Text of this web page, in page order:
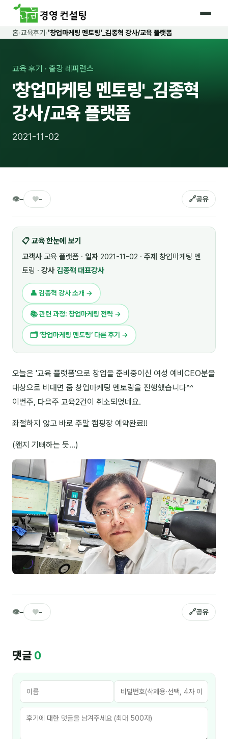
홈
커리큘럼
🛡️ 법정 의무교육 4종
🤖 AI · IT 교육
🧭 경영전략 · 트렌드 8
🎓 강사육성 · 교수법
🏭 산업 특화
💻 IT · 디지털
🎬 영상 · 콘텐츠
📊 프레젠테이션 · 기획
🚀 창업 · 커리어 13
🗣️ 외국어 강의 2
👥 리더십 · 조직
📚 인문학 · 교양
🤲 협력강사 과정
온라인강의
📈 B2B 마케팅 3
🤖 AI 실무 2
🧭 기획·전략
강사
구자룡
김소연
김종무
김지혜
홈›교육후기 ›'창업마케팅 멘토링'_김종혁 강사/교육 플랫폼
교육 후기 · 출강 레퍼런스
'창업마케팅 멘토링'_김종혁
강사/교육 플랫폼
2021-11-02
👁– ♥– 🔗공유
📋 교육 한눈에 보기
고객사 교육 플랫폼 · 일자 2021-11-02 · 주제 창업마케팅 멘
토링 · 강사 김종혁 대표강사
👤 김종혁 강사 소개 →
📚 관련 과정: 창업마케팅 전략 →
🗂 ‘창업마케팅 멘토링’ 다른 후기 →
오늘은 '교육 플랫폼'으로 창업을 준비중이신 여성 예비CEO분을
대상으로 비대면 줌 창업마케팅 멘토링을 진행했습니다^^
이번주, 다음주 교육2건이 취소되었네요.
좌절하지 않고 바로 주말 캠핑장 예약완료!!
(왠지 기뻐하는 듯...)
👁– ♥– 🔗공유
댓글 0